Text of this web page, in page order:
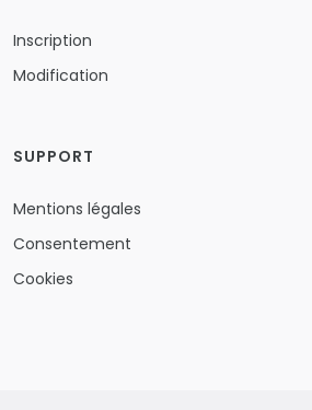
Inscription
Modification
SUPPORT
Mentions légales
Consentement
Cookies